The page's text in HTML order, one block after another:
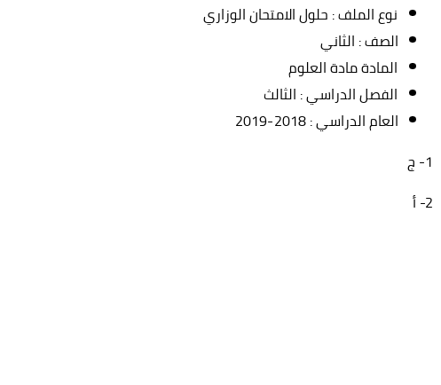
نوع الملف : حلول الامتحان الوزاري
الصف : الثاني
المادة مادة العلوم
الفصل الدراسي : الثالث
العام الدراسي : 2018-2019
1- ج
2- أ